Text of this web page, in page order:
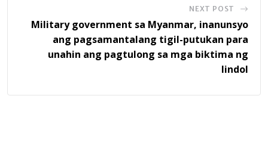
NEXT POST
Military government sa Myanmar, inanunsyo
ang pagsamantalang tigil-putukan para
unahin ang pagtulong sa mga biktima ng
lindol